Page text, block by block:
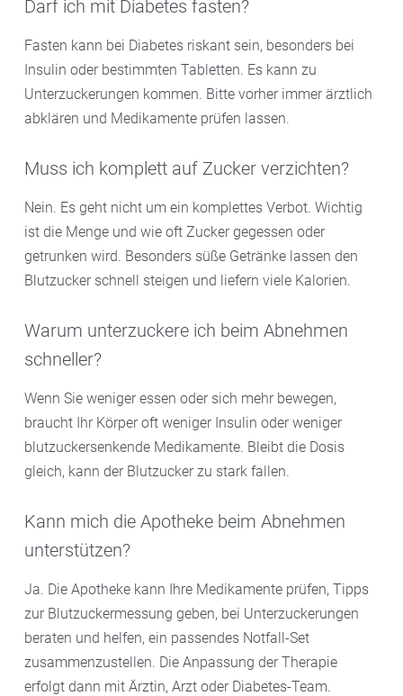
Darf ich mit Diabetes fasten?
Fasten kann bei Diabetes riskant sein, besonders bei
Insulin oder bestimmten Tabletten. Es kann zu
Unterzuckerungen kommen. Bitte vorher immer ärztlich
abklären und Medikamente prüfen lassen.
Muss ich komplett auf Zucker verzichten?
Nein. Es geht nicht um ein komplettes Verbot. Wichtig
ist die Menge und wie oft Zucker gegessen oder
getrunken wird. Besonders süße Getränke lassen den
Blutzucker schnell steigen und liefern viele Kalorien.
Warum unterzuckere ich beim Abnehmen
schneller?
Wenn Sie weniger essen oder sich mehr bewegen,
braucht Ihr Körper oft weniger Insulin oder weniger
blutzuckersenkende Medikamente. Bleibt die Dosis
gleich, kann der Blutzucker zu stark fallen.
Kann mich die Apotheke beim Abnehmen
unterstützen?
Ja. Die Apotheke kann Ihre Medikamente prüfen, Tipps
zur Blutzuckermessung geben, bei Unterzuckerungen
beraten und helfen, ein passendes Notfall-Set
zusammenzustellen. Die Anpassung der Therapie
erfolgt dann mit Ärztin, Arzt oder Diabetes-Team.